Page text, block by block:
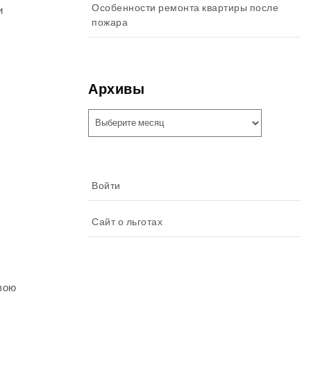
Особенности ремонта квартиры после
пожара
Архивы
Войти
Сайт о льготах